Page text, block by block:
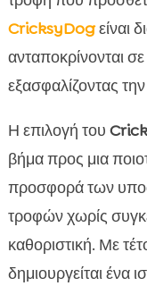
CricksyDogείναι
ανταποκρίνονται
εξασφαλίζοντας
Η επιλογή του
βήμα προς μια
προσφορά των
τροφών χωρίς
καθοριστική. Με
δημιουργείται ένα